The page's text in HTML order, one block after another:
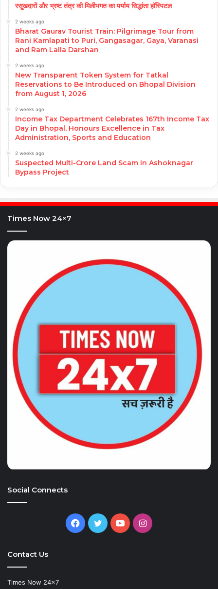
रसूखदारों और भ्रष्ट तंत्र की मिलीभगत का पर्याय सिद्धांता हॉस्पिटल
2 weeks ago
Bharat Gaurav Tourist Train: Pilgrimage Tour from
Rani Kamlapati to Puri, Gangasagar, Gaya, Varanasi
and Ram Lalla Darshan
2 weeks ago
New Transparent Token System for Tatkal
Reservations to Be Introduced on Bhopal Division
from August 1, 2026
2 weeks ago
Income Tax Department Celebrates 167th Income Tax
Day in Bhopal, Honours Excellence in Tax
Administration, Sports and Education
2 weeks ago
Suspected Multi-Crore Land Scam in Ashoknagar
Bypass Project
Times Now 24×7
Social Connects
Facebook
TwitterYouTubeInstagram
Contact Us
Times Now 24×7